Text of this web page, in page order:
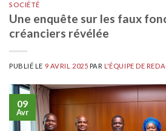
SOCIÉTÉ
Une enquête sur les faux
créanciers révélée
PUBLIÉ LE 9 AVRIL 2025 PARL'ÉQUIPE DE
09
Avr